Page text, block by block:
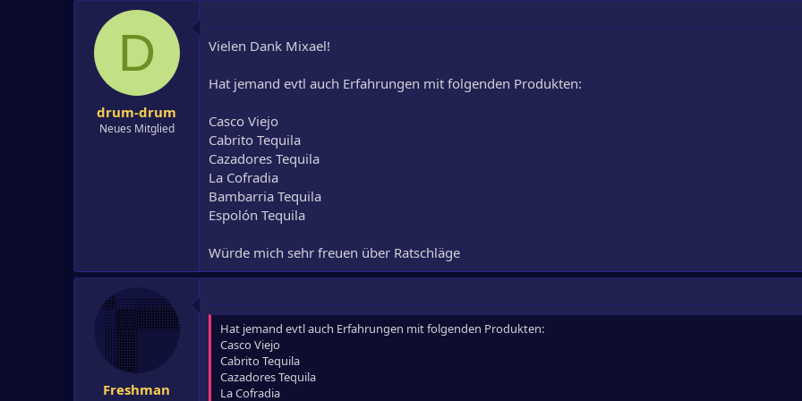
D
drum-drum
Neues Mitglied
Vielen Dank Mixael!
Hat jemand evtl auch Erfahrungen mit folgenden Produkten:
Casco Viejo
Cabrito Tequila
Cazadores Tequila
La Cofradia
Bambarria Tequila
Espolón Tequila
Würde mich sehr freuen über Ratschläge
Freshman
Hat jemand evtl auch Erfahrungen mit folgenden Produkten:
Casco Viejo
Cabrito Tequila
Cazadores Tequila
La Cofradia